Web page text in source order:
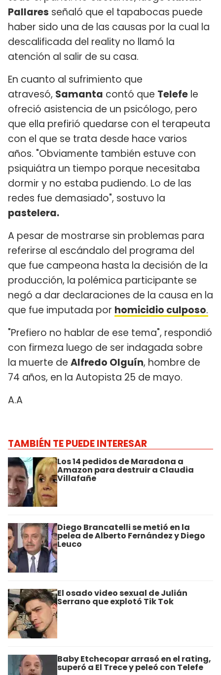
Pallares señaló que el tapabocas puede
haber sido una de las causas por la cual la
descalificada del reality no llamó la
atención al salir de su casa.
En cuanto al sufrimiento que
atravesó, Samanta contó que Telefe le
ofreció asistencia de un psicólogo, pero
que ella prefirió quedarse con el terapeuta
con el que se trata desde hace varios
años. "Obviamente también estuve con
psiquiátra un tiempo porque necesitaba
dormir y no estaba pudiendo. Lo de las
redes fue demasiado", sostuvo la
pastelera.
A pesar de mostrarse sin problemas para
referirse al escándalo del programa del
que fue campeona hasta la decisión de la
producción, la polémica participante se
negó a dar declaraciones de la causa en la
que fue imputada por homicidio culposo.
"Prefiero no hablar de ese tema", respondió
con firmeza luego de ser indagada sobre
la muerte de Alfredo Olguín, hombre de
74 años, en la Autopista 25 de mayo.
A.A
TAMBIÉN TE PUEDE INTERESAR
Los 14 pedidos de Maradona a
Amazon para destruir a Claudia
Villafañe
Diego Brancatelli se metió en la
pelea de Alberto Fernández y Diego
Leuco
El osado video sexual de Julián
Serrano que explotó Tik Tok
Baby Etchecopar arrasó en el rating,
superó a El Trece y peleó con Telefe